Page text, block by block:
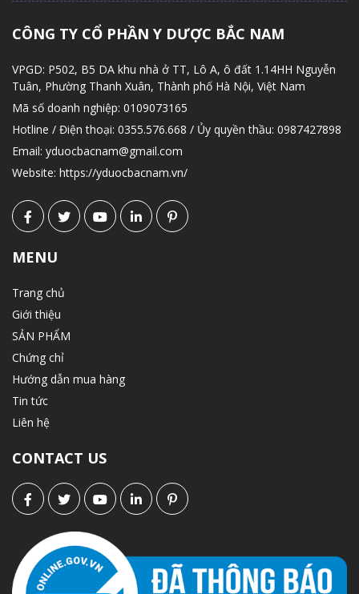
CÔNG TY CỔ PHẦN Y DƯỢC BẮC NAM
VPGD: P502, B5 DA khu nhà ở TT, Lô A, ô đất 1.14HH Nguyễn
Tuân, Phường Thanh Xuân, Thành phố Hà Nội, Việt Nam
Mã số doanh nghiệp: 0109073165
Hotline / Điện thoại: 0355.576.668 / Ủy quyền thầu: 0987427898
Email: yduocbacnam@gmail.com
Website: https://yduocbacnam.vn/
MENU
Trang chủ
Giới thiệu
SẢN PHẨM
Chứng chỉ
Hướng dẫn mua hàng
Tin tức
Liên hệ
CONTACT US